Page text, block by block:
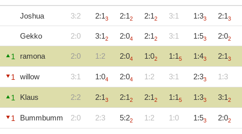
Joshua 3:2 2:13 2:12 2:12 3:1 1:33 2:13
Gekko 2:0 3:12 2:04 2:12 3:1 1:53 2:02
1 ramona 2:0 1:2 2:04 1:02 1:15 1:43 2:13
1 willow 3:1 1:04 2:04 1:2 3:1 2:33 1:3
1 Klaus 2:2 2:13 2:12 2:12 1:15 1:33 3:12
1 Bummbumm 2:0 2:3 5:22 1:2 1:0 1:53 2:02